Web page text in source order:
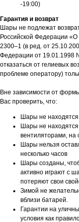
-19:00)
Гарантия и возврат
Шары не подлежат
Российской Федерации
2300–1 (в ред. от
Федерации от 19.01.1998
отказаться от гелиевых
проблеме оператору)
Вне зависимости от
Вас проверить, что:
Шары не
Шары не
вентиляторами, на
Шары нельзя
несколько часов
Шары созданы,
активно играют с
потеряют свои
Зимой не
вблизи батарей.
Гарантии на
условия как